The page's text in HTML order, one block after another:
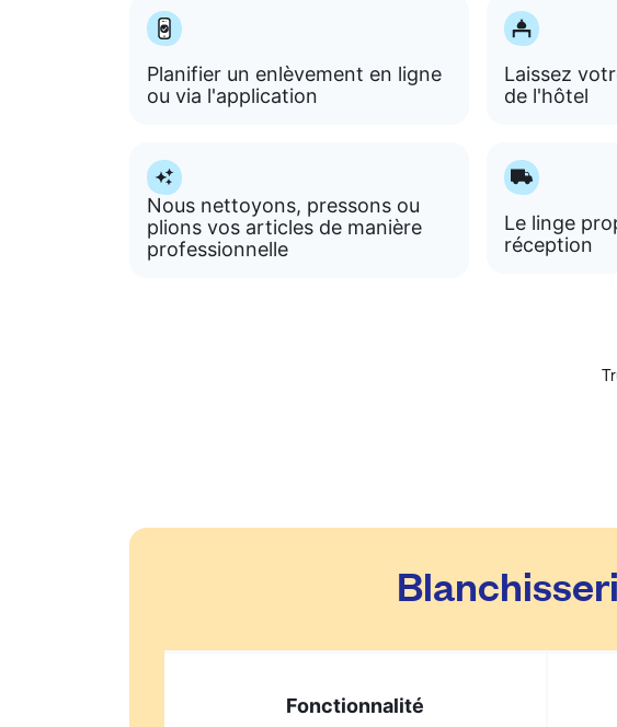
Planifier un enlèvement en ligne
ou via l'application
Laissez
de l'hôtel
Nous nettoyons, pressons ou
plions vos articles de manière
professionnelle
Le linge
réception
Fonctionnalité